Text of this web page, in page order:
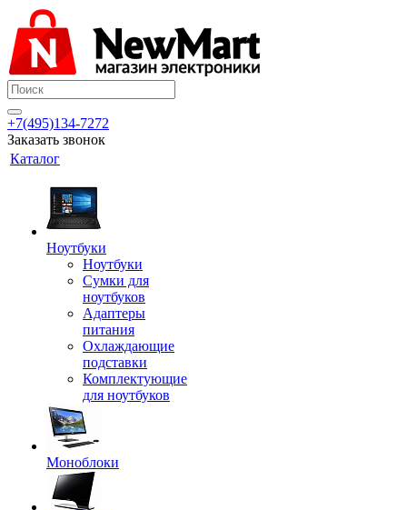
+7(495)134-7272
Заказать звонок
Каталог
Ноутбуки
Ноутбуки
Сумки для
ноутбуков
Адаптеры
питания
Охлаждающие
подставки
Комплектующие
для ноутбуков
Моноблоки